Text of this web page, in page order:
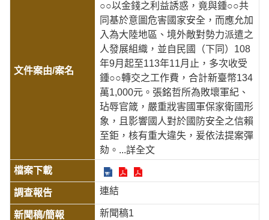
○○以金錢之利益誘惑，竟與鍾○○共
同基於意圖危害國家安全，而應允加
入為大陸地區、境外敵對勢力派遣之
人發展組織，並自民國（下同）108
年9月起至113年11月止，多次收受
鍾○○轉交之工作費，合計新臺幣134
萬1,000元。張銘哲所為敗壞軍紀、
玷辱官箴，嚴重戕害國軍保家衛國形
象，且影響國人對於國防安全之信賴
至鉅，核有重大違失，爰依法提案彈
劾。 ...詳全文
連結
新聞稿1